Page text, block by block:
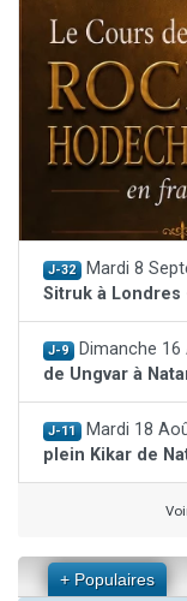
J-32 Mardi 8
Sitruk à Londres
J-9 Dimanche 16
de Ungvar à
J-11 Mardi 18
plein Kikar de
+ Populaires